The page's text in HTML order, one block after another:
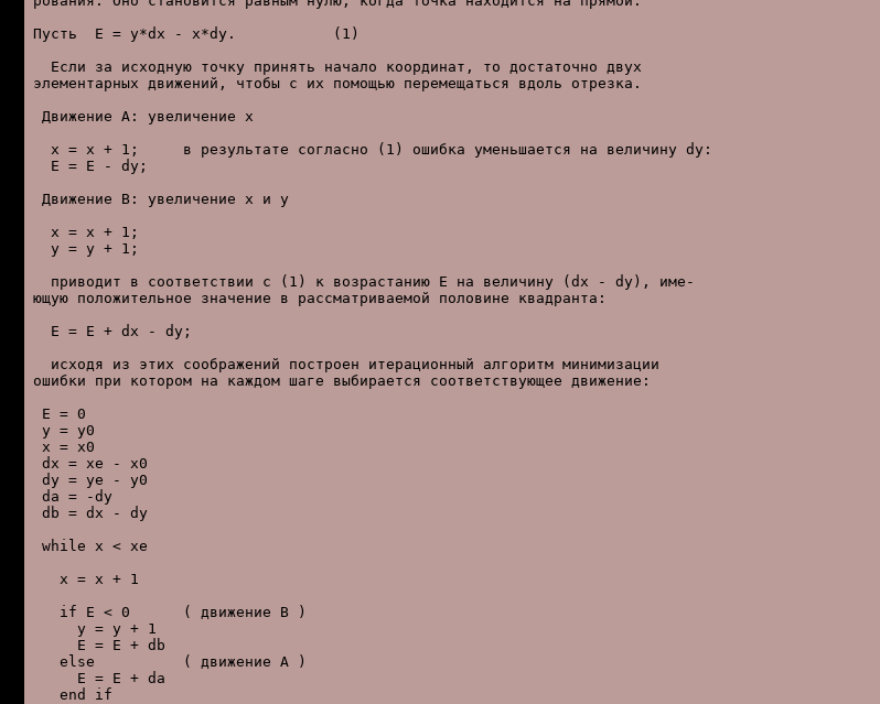
Пусть  E = y*dx - x*dy.           (1)
  Если за исходную точку принять начало координат, то достаточно двух
элементарных движений, чтобы с их помощью перемещаться вдоль отрезка.
Движение A: увеличение x
  x = x + 1;     в результате согласно (1) ошибка уменьшается на величину dy:
  E = E - dy;
Движение B: увеличение x и y
  x = x + 1;
  y = y + 1;
  приводит в соответствии с (1) к возрастанию E на величину (dx - dy), име-
ющую положительное значение в рассматриваемой половине квадранта:
  E = E + dx - dy;
  исходя из этих соображений построен итерационный алгоритм минимизации
ошибки при котором на каждом шаге выбирается соответствующее движение:
E = 0
y = y0
x = x0
dx = xe - x0
dy = ye - y0
da = -dy
db = dx - dy
while x < xe
   x = x + 1
   if E < 0      ( движение B )
     y = y + 1
     E = E + db
   else          ( движение A )
     E = E + da
   end if